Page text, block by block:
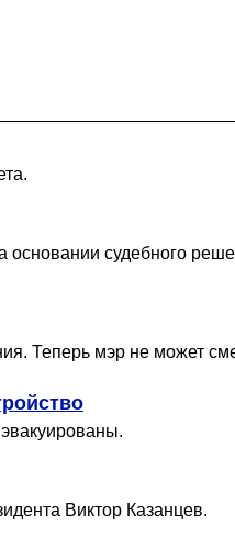
судебного
Теперь мэр не может
Виктор Казанцев.